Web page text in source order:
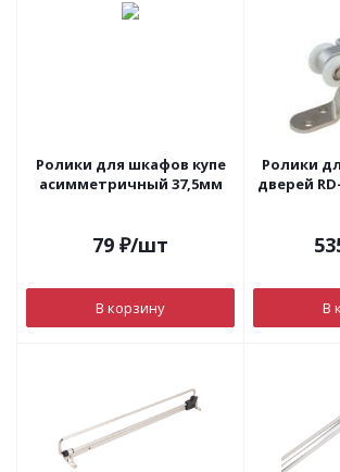
Ролики для шкафов купе
асимметричный 37,5мм
79 ₽/шт
В корзину
Ролики
дверей
В